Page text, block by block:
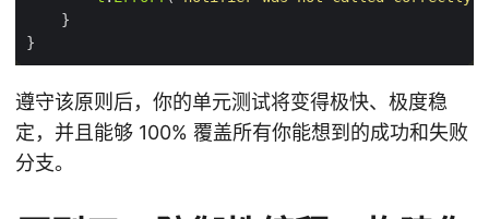
遵守该原则后，你的单元测试将变得极快、极度稳
定，并且能够 100% 覆盖所有你能想到的成功和失败
分支。